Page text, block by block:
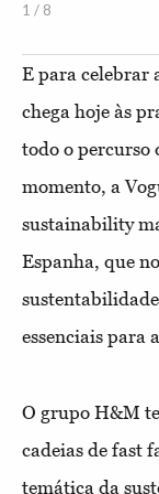
1 / 8
E para celebrar
chega hoje às
todo o percurso
momento, a
sustainability
Espanha, que
essenciais para
O grupo H&M
cadeias de fast
temática da